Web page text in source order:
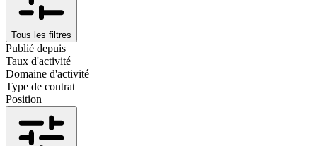
Tous les filtres
Publié depuis
Taux d'activité
Domaine d'activité
Type de contrat
Position